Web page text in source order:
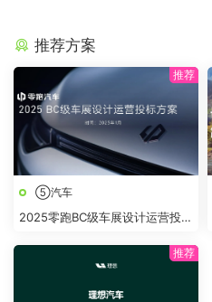
推荐方案
⑤汽车
2025零跑BC级车展设计运营投标